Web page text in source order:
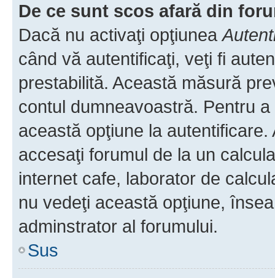
De ce sunt scos afară din
Dacă nu activaţi opţiunea
când vă autentificaţi, veţi fi
prestabilită. Această măsură
contul dumneavoastră. Pentru
această opţiune la
accesaţi forumul de la un
internet cafe, laborator de
nu vedeţi această opţiune,
adminstrator al forumului.
Sus